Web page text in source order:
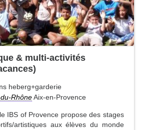
& multi-activités
heberg+garderie
RhôneAix-en-Provence
IBS of Provence propose des stages
artistiques aux élèves du monde